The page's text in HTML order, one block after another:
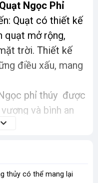
Ngọc Phỉ
Quạt có thiết kế
quạt mở rộng,
trời. Thiết kế
điều xấu, mang
phỉ thúy được
và bình an
thu hút điềm
bởi các nghệ
thủy có thể mang lại